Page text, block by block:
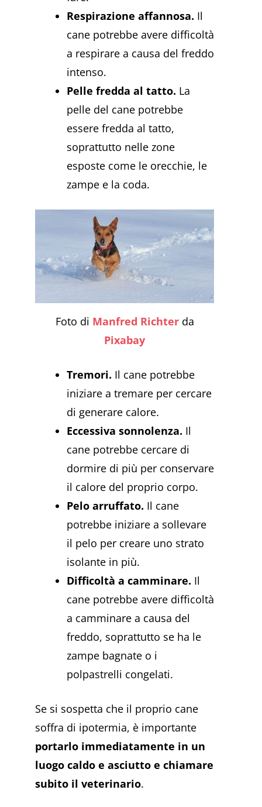
Respirazione affannosa. Il
cane potrebbe avere difficoltà
a respirare a causa del freddo
intenso.
Pelle fredda al tatto. La
pelle del cane potrebbe
essere fredda al tatto,
soprattutto nelle zone
esposte come le orecchie, le
zampe e la coda.
Foto di Manfred Richterda
Pixabay
Tremori. Il cane potrebbe
iniziare a tremare per cercare
di generare calore.
Eccessiva sonnolenza. Il
cane potrebbe cercare di
dormire di più per conservare
il calore del proprio corpo.
Pelo arruffato. Il cane
potrebbe iniziare a sollevare
il pelo per creare uno strato
isolante in più.
Difficoltà a camminare. Il
cane potrebbe avere difficoltà
a camminare a causa del
freddo, soprattutto se ha le
zampe bagnate o i
polpastrelli congelati.
Se si sospetta che il proprio cane
soffra di ipotermia, è importante
portarlo immediatamente in un
luogo caldo e asciutto e chiamare
subito il veterinario.